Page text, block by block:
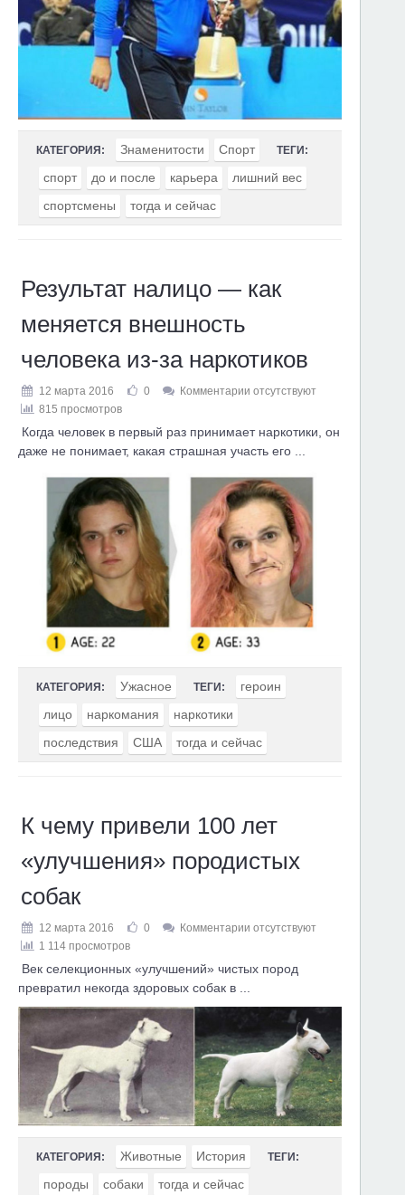
КАТЕГОРИЯ: Знаменитости Спорт ТЕГИ:
спорт до и после карьера
лишний вес
спортсмены
тогда и сейчас
Результат налицо — как
меняется внешность
человека из-за наркотиков
12 марта 2016 0
Комментарии отсутствуют
815 просмотров
Когда человек в первый раз принимает наркотики, он
даже не понимает, какая страшная участь его ...
КАТЕГОРИЯ: Ужасное ТЕГИ:
героин
лицо
наркомания
наркотики
последствия
США тогда и сейчас
К чему привели 100 лет
«улучшения» породистых
собак
12 марта 2016 0
Комментарии отсутствуют
1 114 просмотров
Век селекционных «улучшений» чистых пород
превратил некогда здоровых собак в ...
КАТЕГОРИЯ: Животные История ТЕГИ:
породы собаки тогда и сейчас